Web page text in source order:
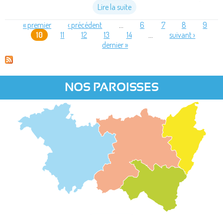
Lire la suite
PAGES
« premier ‹ précédent 6 7 8
9
10
11 12 13 14
suivant ›
dernier »
NOS PAROISSES